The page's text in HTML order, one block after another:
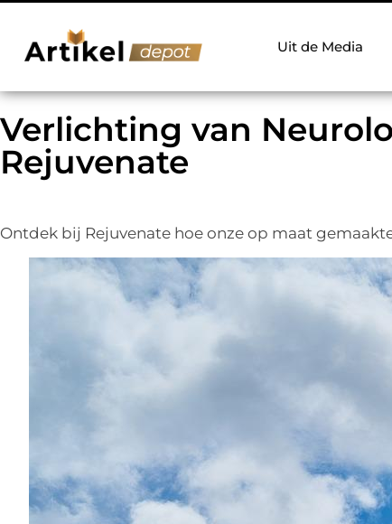
Uit de Media
Verlichting van
Rejuvenate
Ontdek bij Rejuvenate hoe onze op maat